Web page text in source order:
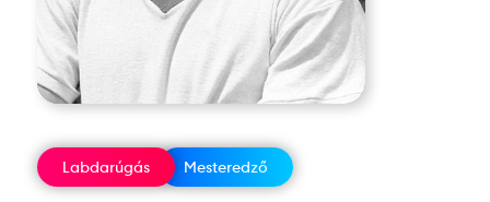
Labdarúgás Mesteredző